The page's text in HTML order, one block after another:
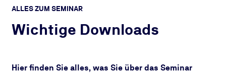
ALLES ZUM SEMINAR
Wichtige Downloads
Hier finden Sie alles, was Sie über das Seminar